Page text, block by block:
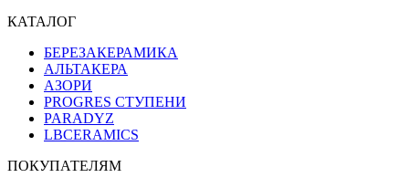
КАТАЛОГ
БЕРЕЗАКЕРАМИКА
АЛЬТАКЕРА
АЗОРИ
PROGRES СТУПЕНИ
PARADYZ
LBCERAMICS
ПОКУПАТЕЛЯМ